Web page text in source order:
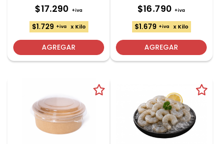
$17.290 +iva
$1.729 +iva x Kilo
AGREGAR
$16.790 +iva
$1.679 +iva x Kilo
AGREGAR